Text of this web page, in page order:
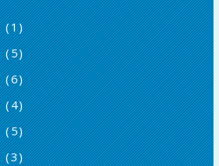
(1)
(5)
(6)
(4)
(5)
(3)